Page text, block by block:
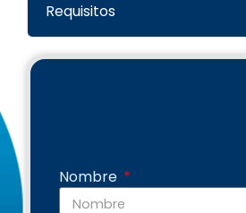
Requisitos
Nombre